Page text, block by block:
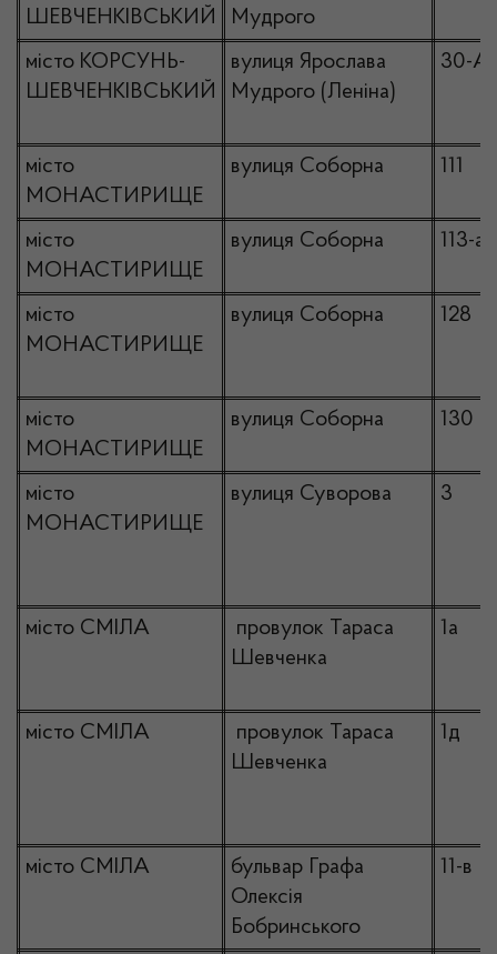
ШЕВЧЕНКІВСЬКИЙ
Мудрого
місто КОРСУНЬ-
ШЕВЧЕНКІВСЬКИЙ
вулиця Ярослава
Мудрого (Леніна)
30-А
місто
МОНАСТИРИЩЕ
вулиця Соборна 111
місто
МОНАСТИРИЩЕ
вулиця Соборна 113-а
місто
МОНАСТИРИЩЕ
вулиця Соборна 128
місто
МОНАСТИРИЩЕ
вулиця Соборна 130
місто
МОНАСТИРИЩЕ
вулиця Суворова 3
місто СМІЛА
провулок Тараса
Шевченка
1а
місто СМІЛА
провулок Тараса
Шевченка
1д
місто СМІЛА
бульвар Графа
Олексія
Бобринського
11-в